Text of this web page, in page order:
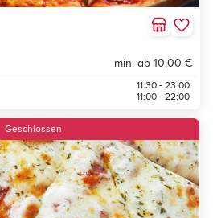
min. ab 10,00 €
11:30 - 23:00
11:00 - 22:00
Geschlossen